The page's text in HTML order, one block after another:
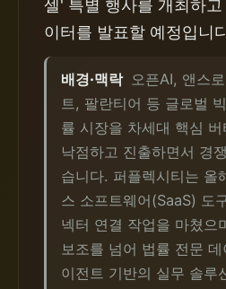
셀' 특별 행사를 개최하고
이터를 발표할 예정입니
배경·맥락 오픈AI, 앤스
트, 팔란티어 등 글로벌
률 시장을 차세대 핵심
낙점하고 진출하면서 경
습니다. 퍼플렉시티는 올
스 소프트웨어(SaaS) 도
넥터 연결 작업을 마쳤으
보조를 넘어 법률 전문
이전트 기반의 실무 솔루